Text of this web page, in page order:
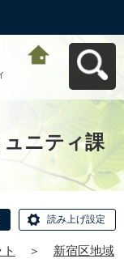
ュニティ課
読み上げ設定
＞
新宿区地域